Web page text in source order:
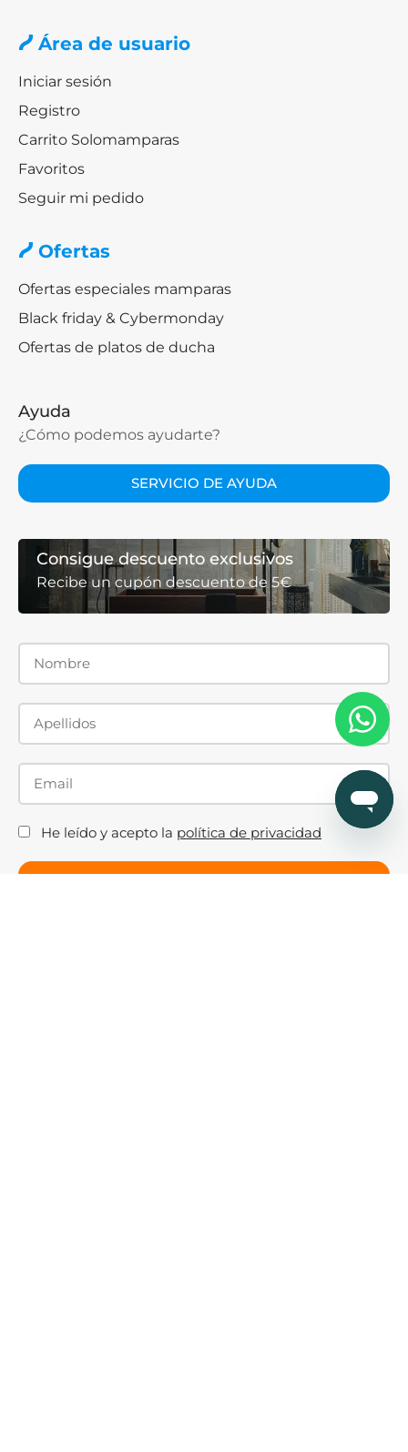
Área de usuario
Iniciar sesión
Registro
Carrito Solomamparas
Favoritos
Seguir mi pedido
Ofertas
Ofertas especiales mamparas
Black friday & Cybermonday
Ofertas de platos de ducha
Ayuda
¿Cómo podemos ayudarte?
SERVICIO DE AYUDA
Consigue descuento exclusivos
Recibe un cupón descuento de 5€
He leído y acepto la política de privacidad